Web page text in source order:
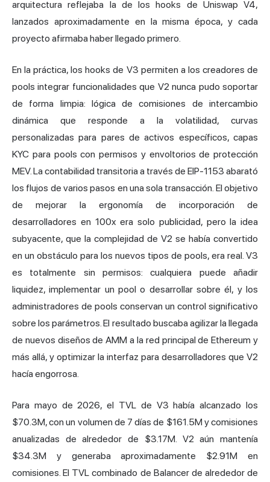
arquitectura reflejaba la de los hooks de Uniswap V4,
lanzados aproximadamente en la misma época, y cada
proyecto afirmaba haber llegado primero.
En la práctica, los hooks de V3 permiten a los creadores de
pools integrar funcionalidades que V2 nunca pudo soportar
de forma limpia: lógica de comisiones de intercambio
dinámica que responde a la volatilidad, curvas
personalizadas para pares de activos específicos, capas
KYC para pools con permisos y envoltorios de protección
MEV. La contabilidad transitoria a través de EIP-1153 abarató
los flujos de varios pasos en una sola transacción. El objetivo
de mejorar la ergonomía de incorporación de
desarrolladores en 100x era solo publicidad, pero la idea
subyacente, que la complejidad de V2 se había convertido
en un obstáculo para los nuevos tipos de pools, era real. V3
es totalmente sin permisos: cualquiera puede añadir
liquidez, implementar un pool o desarrollar sobre él, y los
administradores de pools conservan un control significativo
sobre los parámetros. El resultado buscaba agilizar la llegada
de nuevos diseños de AMM a la red principal de Ethereum y
más allá, y optimizar la interfaz para desarrolladores que V2
hacía engorrosa.
Para mayo de 2026, el TVL de V3 había alcanzado los
$70.3M, con un volumen de 7 días de $161.5M y comisiones
anualizadas de alrededor de $3.17M. V2 aún mantenía
$34.3M y generaba aproximadamente $2.91M en
comisiones. El TVL combinado de Balancer de alrededor de